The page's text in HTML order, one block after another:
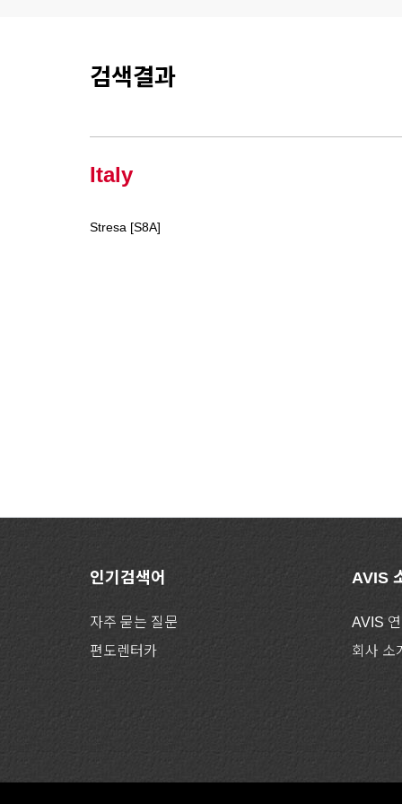
검색결과
Italy
Stresa [S8A]
인기검색어
자주 묻는 질문
편도렌터카
AVIS
AVIS
회사 소